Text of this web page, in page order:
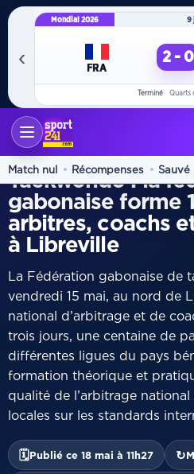
‹
Mondial 2026 9
FRA
2 - 0
Terminé Quarts
Match nul Récompenses Sauvé
ACCUEIL
FORMATION
Taekwondo : la
gabonaise forme
arbitres, coachs
à Libreville
La Fédération gabonaise de
vendredi 15 mai, au nord de
national d’arbitrage et de
trois jours, une centaine de
différentes ligues du pays
formation théorique et
qualité de l’arbitrage
locales sur les standards
🗓Publié ce 18 mai à 11h27 ↻